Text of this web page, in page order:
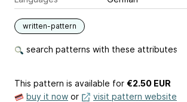
written-pattern
search patterns with these attributes
This pattern is available for €2.50 EUR
buy it now or visit pattern website